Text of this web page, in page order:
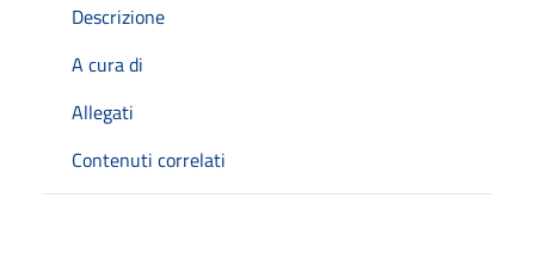
Descrizione
A cura di
Allegati
Contenuti correlati